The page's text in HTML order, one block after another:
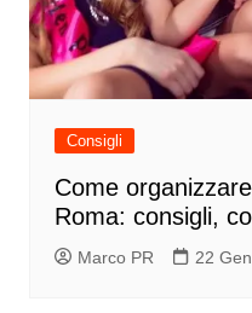
Consigli
Come
Roma: consigli,
Marco PR 22